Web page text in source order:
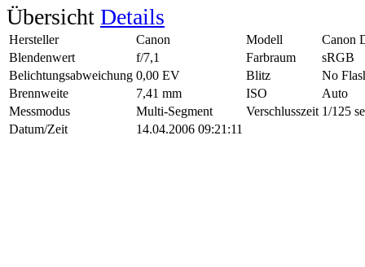
Übersicht Details
Hersteller Canon Modell
Canon
Blendenwert
f/7,1 Farbraum
sRGB
Belichtungsabweichung 0,00 EV Blitz
No
Brennweite
7,41 mm ISO
Auto
Messmodus
Multi-Segment Verschlusszeit 1/125
Datum/Zeit
14.04.2006 09:21:11